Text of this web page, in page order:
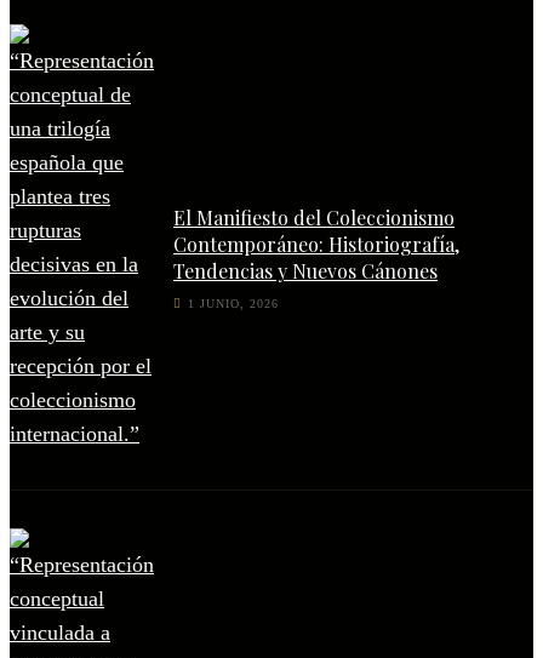
El Manifiesto del Coleccionismo
Contemporáneo: Historiografía,
Tendencias y Nuevos Cánones
1 JUNIO, 2026